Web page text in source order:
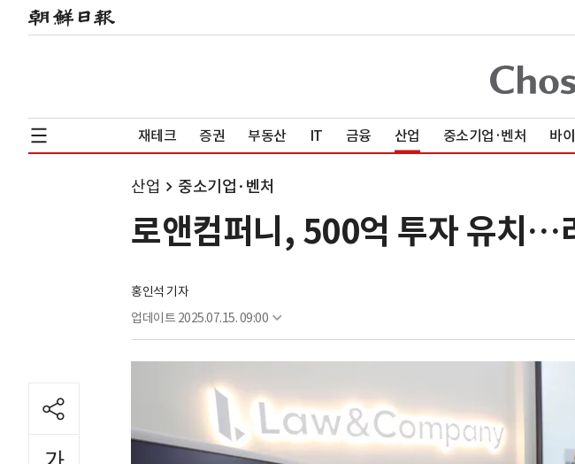
재테크 증권 부동산 IT 금융 산업 중소기업·벤처 바
산업 중소기업·벤처
로앤컴퍼니, 500억 투자 유치…
홍인석 기자
업데이트 2025.07.15. 09:00